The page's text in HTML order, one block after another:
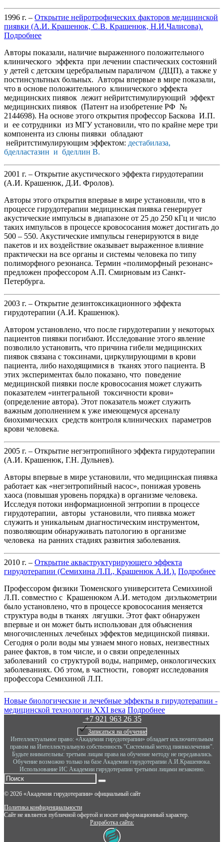
1996 г. – Открытие нейротрофических факторов медицинской
пиявки (А.И. Крашенюк, С.В. Крашенюк, Н.И.Чалисова).
Подробнее
Авторы показали, наличие выраженного положительного
клинического эффекта при лечении спастических состояний
у детей с детским церебральным параличом (ДЦП), а также у
постинсультных больных. Авторы впервые в мире показали,
что в основе положительного клинического эффекта
медицинских пиявок лежит нейритстимулирующий эффект
медицинских пиявок (Патент на изобретение РФ №
2144698). На основе этого открытия профессор Баскова И.П.
и ее сотрудники из МГУ установили, что по крайне мере три
компонента из слюны пиявки обладают
нейритстимулирующим эффектом: дестабилаза,
бделластазин и бделлин В.
2001 г. – Открытие акустического эффекта гирудотерапии
(А.И. Крашенюк, Д.И. Фролов).
Авторы этого открытия впервые в мире установили, что в
процессе гирудотерапии медицинская пиявка генерирует
акустические импульсы в диапазоне от 25 до 250 кГц и число
таких импульсов в процессе кровососания может достигать до
500 – 550. Акустические импульсы генерируются в виде
пакетов и их воздействие оказывает выраженное влияние
практически на все органы и системы человека по типу
полиморфного резонанса. Термин «полиморфный резонанс»
предложен профессором А.П. Смирновым из Санкт-
Петербурга.
2003 г. – Открытие дезинтоксикационного эффекта
гирудотерапии (А.И. Крашенюк).
Автором установлено, что после гирудотерапии у некоторых
пациентов пиявки погибают. Исследование этого явление
позволило установить, что причина гибели медицинских
пиявок связана с токсинами, циркулирующими в крови
пациента, либо находящимися в тканях этого пациента. В
этих экспериментах было показано, что поведение
медицинской пиявки после кровососания может служить
показателем «интегральной токсичности крови»
(определение автора). Этот показатель может служить
важным дополнением к уже имеющемуся арсеналу
биохимических средств контроля клинических параметров
крови человека.
2005 г. – Открытие негэнтропийного эффекта гирудотерапии
(А.И. Крашенюк, Г.Н. Дульнев).
Авторы впервые в мире установили, что медицинская пиявка
работает как «негэнтропийный насос», понижая уровень
хаоса (повышая уровень порядка) в организме человека.
Исследуя потоки информационной энтропии в процессе
гирудотерапии, авторы установили, что пиявка может
служить и уникальным диагностическим инструментом,
позволяющим обнаруживать патологию в организме
человека на ранних стадиях развития заболевания.
2010 г. – Открытие акваструктурирующего эффекта
гирудотерапии (Семихина Л.П., Крашенюк А.И.). Подробнее
Профессором физики Тюменского университета Семихиной
Л.П. совместно с Крашенюком А.И. методом диэлькометрии
было установлено, что в процессе кровососания меняется
структура воды в тканях лягушки. Этот факт обнаружен
впервые и он может быть использован для объяснения
многочисленных лечебных эффектов медицинской пиявки.
Сегодня о роли воды мы узнаем много новых, неизвестных
ранее фактов, в том числе, и о связи определенных
заболеваний со структурой воды, например, онкологических
заболеваниях. Об этом, в частности, говорят исследования
профессора Семихиной Л.П.
Новые биологические и лечебные эффекты в гирудотерапии -
медицинской технологии XXI века Подробнее
+7 921 963 26 35
Записаться на обучение
Интеллектуальное право: «Академия гирудотерапии» обладает исключительным
правом на Интеллектуальную собственность "Системный метод пиявколечения".
Будьте внимательны: третьим лицам права на обучение методу не передавались.
Обучение возможно только на базе Академии гирудотерапии А.И.Крашенюка.
Использование ИС Академии гирудотерапии третьими лицами незаконно.
© 2026 «Академия гирудотерапии» официальный сайт
Политика конфиденциальности
Сайт не является публичной офертой и носит информационный характер.
Разработка сайта: